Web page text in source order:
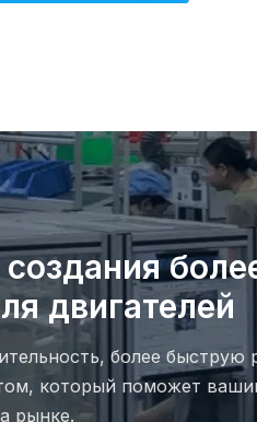
двигателей
более быструю
который поможет
рынке.